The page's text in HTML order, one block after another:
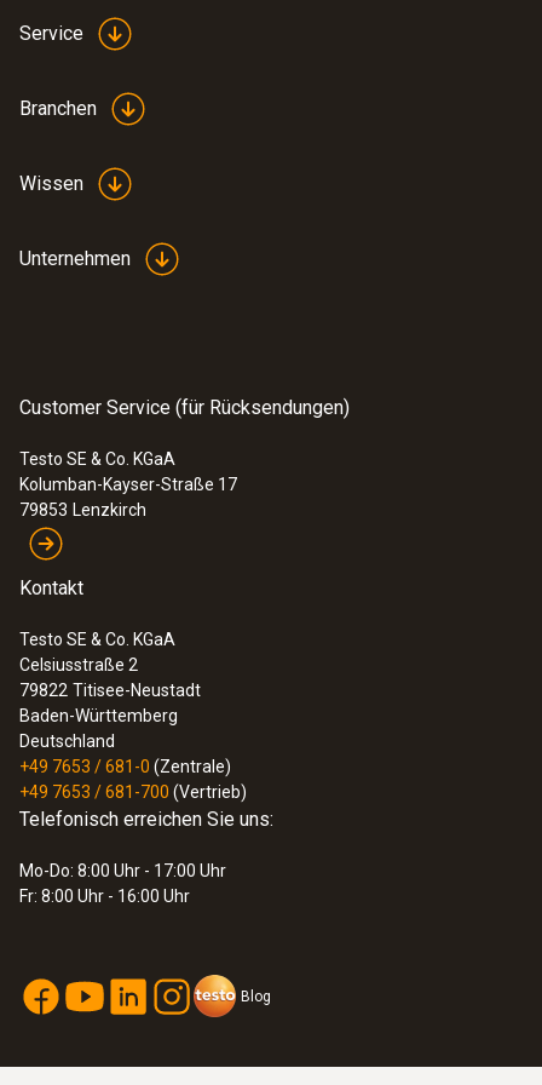
Service
Branchen
Wissen
Unternehmen
Customer Service (für Rücksendungen)
Testo SE & Co. KGaA
Kolumban-Kayser-Straße 17
79853 Lenzkirch
Kontakt
Testo SE & Co. KGaA
Celsiusstraße 2
79822 Titisee-Neustadt
Baden-Württemberg
Deutschland
+49 7653 / 681-0 (Zentrale)
+49 7653 / 681-700 (Vertrieb)
Telefonisch erreichen Sie uns:
Mo-Do: 8:00 Uhr - 17:00 Uhr
Fr: 8:00 Uhr - 16:00 Uhr
Blog